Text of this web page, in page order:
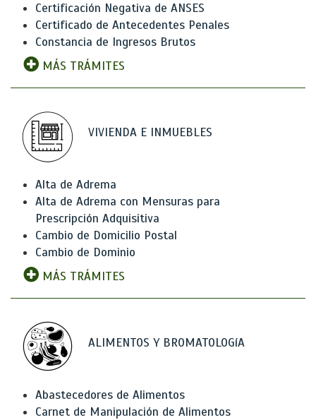
Certificación Negativa de ANSES
Certificado de Antecedentes Penales
Constancia de Ingresos Brutos
MÁS TRÁMITES
VIVIENDA E INMUEBLES
Alta de Adrema
Alta de Adrema con Mensuras para
Prescripción Adquisitiva
Cambio de Domicilio Postal
Cambio de Dominio
MÁS TRÁMITES
ALIMENTOS Y BROMATOLOGíA
Abastecedores de Alimentos
Carnet de Manipulación de Alimentos